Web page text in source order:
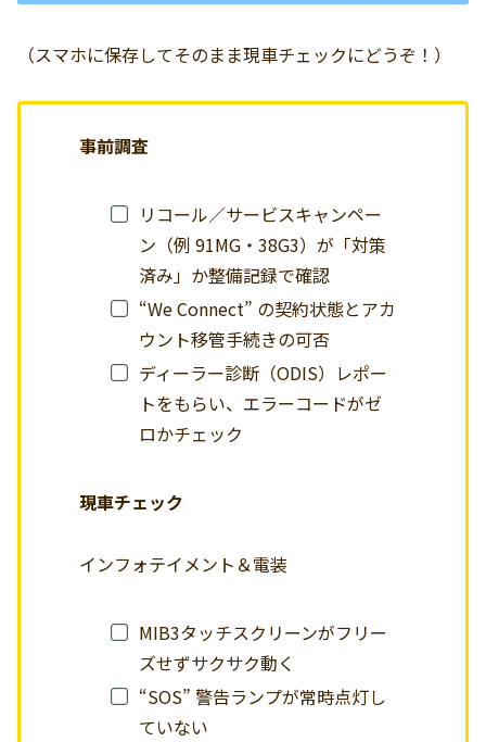
（スマホに保存してそのまま現車チェックにどうぞ！）
事前調査
リコール／サービスキャンペー
ン（例 91MG・38G3）が「対策
済み」か整備記録で確認
“We Connect” の契約状態とアカ
ウント移管手続きの可否
ディーラー診断（ODIS）レポー
トをもらい、エラーコードがゼ
ロかチェック
現車チェック
インフォテイメント＆電装
MIB3タッチスクリーンがフリー
ズせずサクサク動く
“SOS” 警告ランプが常時点灯し
ていない